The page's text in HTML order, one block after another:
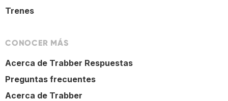
Trenes
CONOCER MÁS
Acerca de Trabber Respuestas
Preguntas frecuentes
Acerca de Trabber